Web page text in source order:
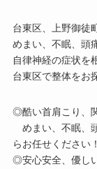
台東区、上野御徒
めまい、不眠、頭
自律神経の症状を
台東区で整体をお
◎酷い首肩こり、
めまい、不眠、
らお任せください！
◎安心安全、優し